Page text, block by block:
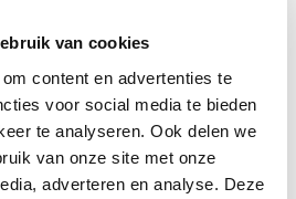
van cookies
content en advertenties te
voor social media te bieden
te analyseren. Ook delen we
van onze site met onze
adverteren en analyse. Deze